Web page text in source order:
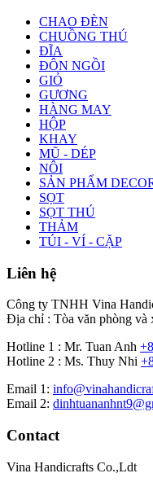
CHAO ĐÈN
CHUỒNG THÚ
ĐĨA
ĐÔN NGỒI
GIỎ
GƯƠNG
HÀNG MAY
HỘP
KHAY
MŨ - DÉP
NÔI
SẢN PHẨM
SỌT
SỌT THÚ
THẢM
TÚI - VÍ - CẶP
Liên hệ
Công ty TNHH Vina
Địa chỉ : Tòa văn phòng và
Hotline 1 : Mr. Tuan Anh
Hotline 2 : Ms. Thuy Nhi
Email 1:
Email 2:
Contact
Vina Handicrafts Co.,Ldt